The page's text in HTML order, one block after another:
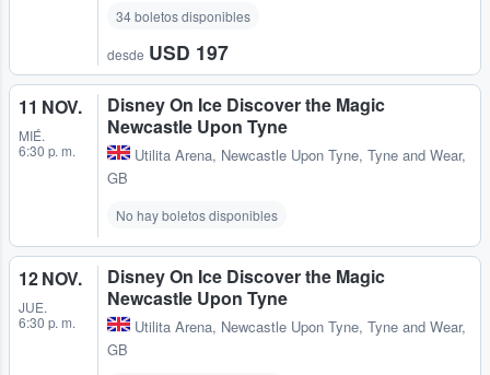
34 boletos disponibles
desde USD 197
11 NOV.
MIÉ.
6:30 p. m.
Disney On Ice Discover the Magic
Newcastle Upon Tyne
Utilita Arena, Newcastle Upon Tyne, Tyne and Wear,
GB
No hay boletos disponibles
12 NOV.
JUE.
6:30 p. m.
Disney On Ice Discover the Magic
Newcastle Upon Tyne
Utilita Arena, Newcastle Upon Tyne, Tyne and Wear,
GB